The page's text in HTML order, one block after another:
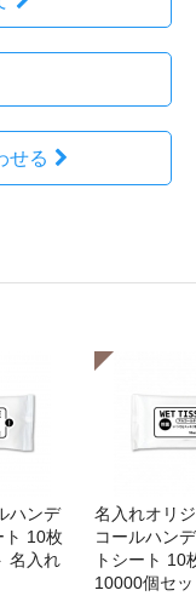
せる
ハンデ
ト 10枚
名入れ
名入れオリ
コールハン
トシート 10
10000個セ